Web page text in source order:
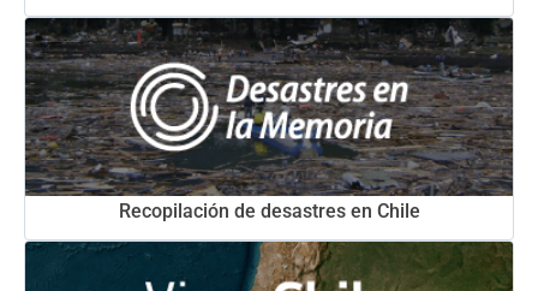
Recopilación de desastres en Chile